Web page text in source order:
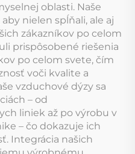
oblasti. Naše
nielen spĺňali, ale aj
zákazníkov po celom
prispôsobené riešenia
po celom svete, čím
voči kvalite a
vzduchové dýzy sa
– od
liniek až po výrobu v
– čo dokazuje ich
Integrácia našich